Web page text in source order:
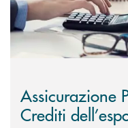
Assicurazione
Crediti